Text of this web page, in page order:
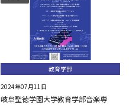
教育学部
2024年07月11日
岐阜聖徳学園大学教育学部音楽専